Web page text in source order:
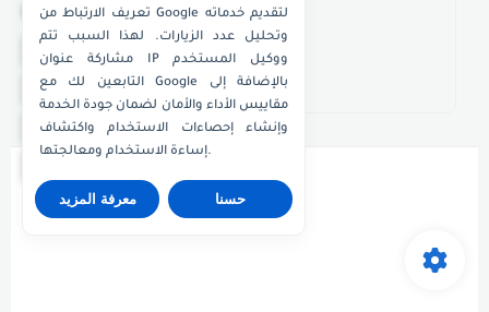
واتساب الكويت
واتساب قطر
واتساب عُمان
واتساب الإمارات
تعريف الارتباط من Google لتقديم خدماته
وتحليل عدد الزيارات. لهذا السبب تتم
مشاركة عنوان IP ووكيل المستخدم
التابعين لك مع Google بالإضافة إلى
مقاييس الأداء والأمان لضمان جودة الخدمة
وإنشاء إحصاءات الاستخدام واكتشاف
إساءة الاستخدام ومعالجتها.
معرفة المزيد حسنا